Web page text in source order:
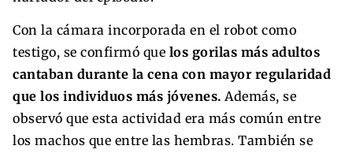
Con la cámara incorporada en el robot como
testigo, se confirmó que los gorilas más adultos
cantaban durante la cena con mayor regularidad
que los individuos más jóvenes. Además, se
observó que esta actividad era más común entre
los machos que entre las hembras. También se